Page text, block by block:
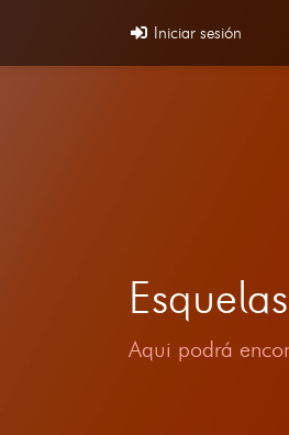
Iniciar sesión
Aqui podrá